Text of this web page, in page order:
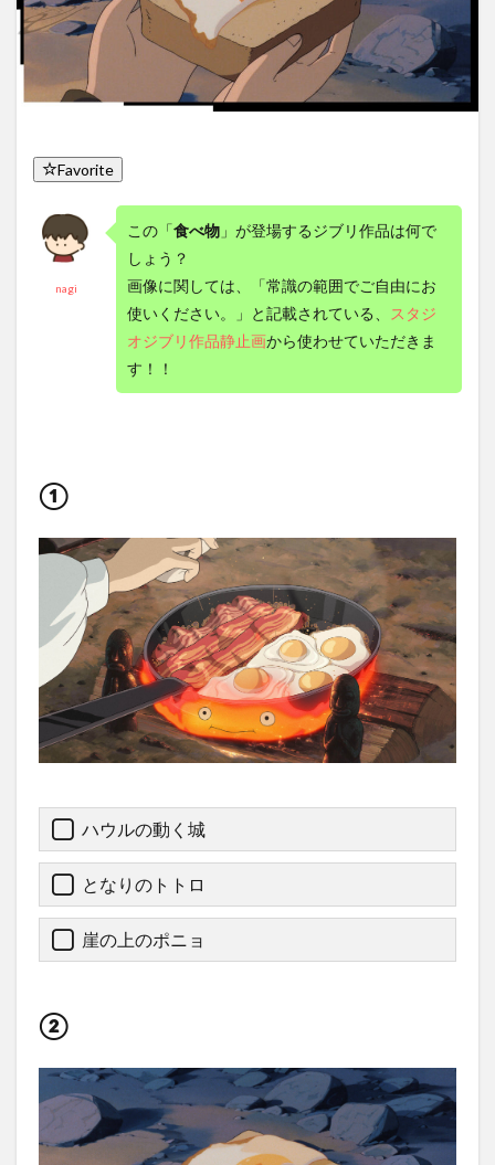
Favorite
nagi
この「食べ物 」が登場するジブリ作品は何で
しょう？
画像に関しては、「常識の範囲でご自由にお
使いください。」と記載されている、
スタジ
オジブリ作品静止画から使わせていただきま
す！！
①
ハウルの動く城
となりのトトロ
崖の上のポニョ
②